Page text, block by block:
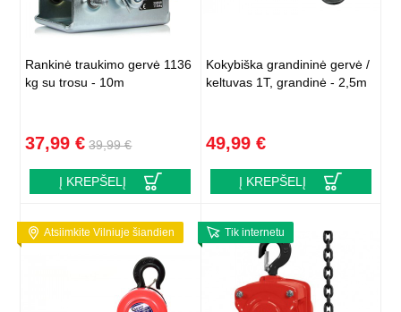
Rankinė traukimo gervė 1136
kg su trosu - 10m
37,99 € 39,99 €
Į KREPŠELĮ
Kokybiška grandininė gervė /
keltuvas 1T, grandinė - 2,5m
49,99 €
Į KREPŠELĮ
Atsiimkite Vilniuje šiandien Tik internetu